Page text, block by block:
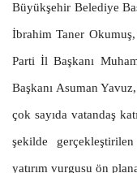
Büyükşehir Belediye
İbrahim Taner
Parti İl Başkanı
Başkanı Asuman
çok sayıda vatandaş
şekilde
yatırım vurgusu ön